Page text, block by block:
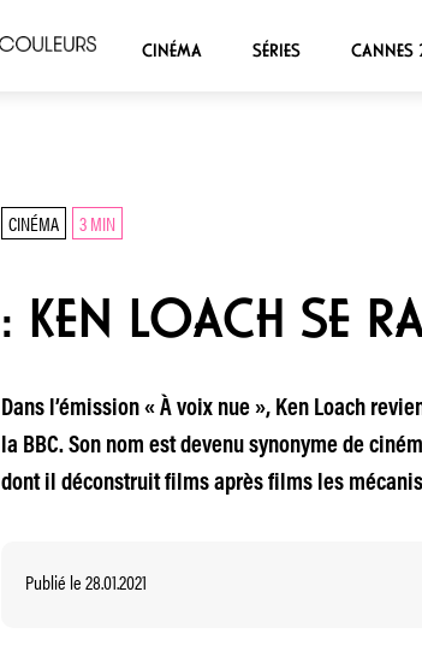
CINÉMA SÉRIES CANNES
CINÉMA 3 MIN
: KEN LOACH SE
Dans l’émission « À voix nue », Ken Loach
la BBC. Son nom est devenu synonyme de
dont il déconstruit films après films les
Publié le 28.01.2021